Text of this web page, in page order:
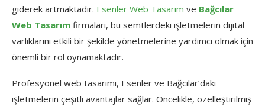
giderek artmaktadır. Esenler Web Tasarım ve Bağcılar
Web Tasarım firmaları, bu semtlerdeki işletmelerin dijital
varlıklarını etkili bir şekilde yönetmelerine yardımcı olmak için
önemli bir rol oynamaktadır.
Profesyonel web tasarımı, Esenler ve Bağcılar’daki
işletmelerin çeşitli avantajlar sağlar. Öncelikle, özelleştirilmiş